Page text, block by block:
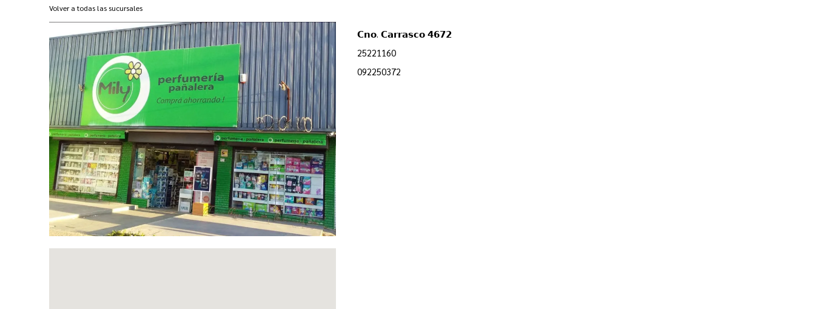
Volver a todas las sucursales
𝗖𝗻𝗼. 𝗖𝗮𝗿𝗿𝗮𝘀𝗰𝗼 𝟰𝟲𝟳𝟮
25221160
092250372